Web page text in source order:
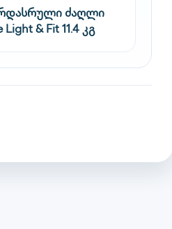
ძაღლი
Light & Fit 11.4 კგ